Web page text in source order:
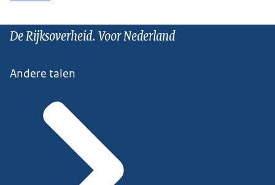
De Rijksoverheid. Voor Nederland
Andere talen